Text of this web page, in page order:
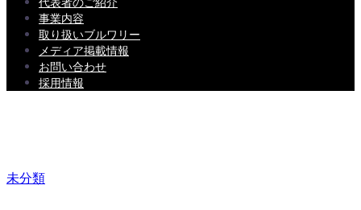
事業内容
取り扱いブルワリー
メディア掲載情報
お問い合わせ
採用情報
未分類